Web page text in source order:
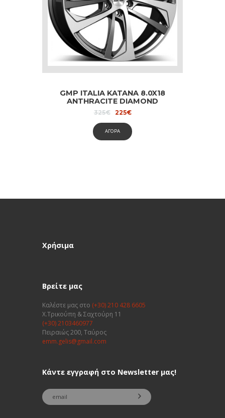
GMP ITALIA KATANA 8.0X18
ANTHRACITE DIAMOND
dedicated to Audi and Volvo
325€
Original
was:
325€.
225€Current
is:
225€.
ΑΓΟΡΑ
Χρήσιμα
Βρείτε μας
Καλέστε μας στο (+30) 210 428 6605
Χ.Τρικούπη & Σαχτούρη 11
(+30) 2103460977
Πειραιώς 200, Ταύρος
emm.gelis@gmail.com
Κάντε εγγραφή στο Newsletter μας!